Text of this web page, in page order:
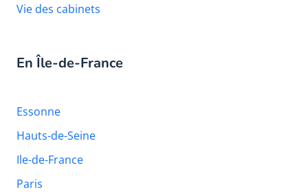
Vie des cabinets
En Île-de-France
Essonne
Hauts-de-Seine
Ile-de-France
Paris